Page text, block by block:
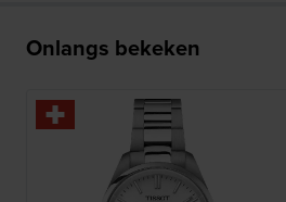
Onlangs bekeken